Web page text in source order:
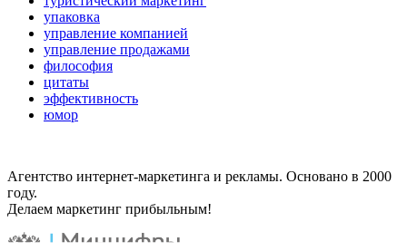
упаковка
управление компанией
управление продажами
философия
цитаты
эффективность
юмор
Агентство интернет-маркетинга и рекламы. Основано в 2000
году.
Делаем маркетинг прибыльным!